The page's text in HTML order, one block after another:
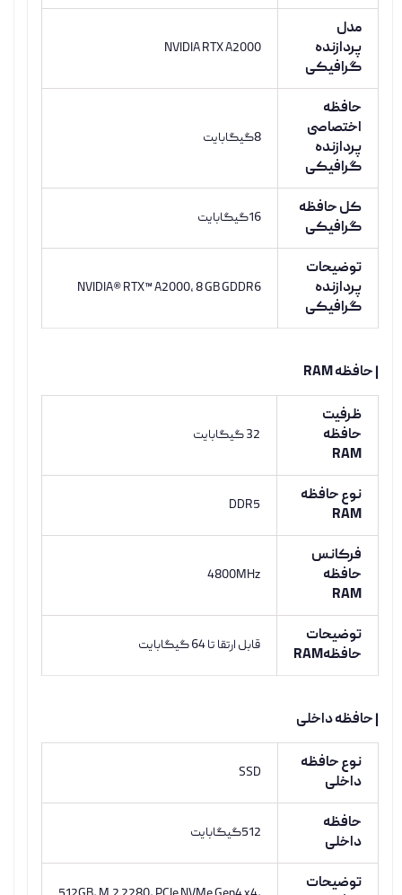
مدل
پردازنده
گرافیکی
NVIDIA RTX A2000
حافظه
اختصاصی
پردازنده
گرافیکی
8گیگابایت
کل حافظه
گرافیکی
16گیگابایت
توضیحات
پردازنده
گرافیکی
NVIDIA® RTX™ A2000, 8 GB GDDR6
| حافظه RAM
ظرفیت
حافظه
RAM
32 گیگابایت
نوع حافظه
RAM
DDR5
فرکانس
حافظه
RAM
4800MHz
توضیحات
حافظهRAM
قابل ارتقا تا 64 گیگابایت
| حافظه داخلی
نوع حافظه
داخلی
SSD
حافظه
داخلی
512گیگابایت
توضیحات